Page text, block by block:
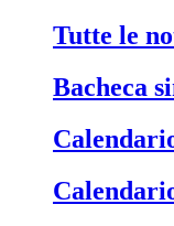
tutte le
bacheca